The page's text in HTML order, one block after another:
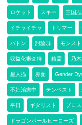
ロケット スキー 三国
イチャイチャ トリマー
バトン 討論群 モンスト
収益化審査待 精霊 乃
星人描 赤面 Gender
不妊治療中 テンペスト
平日 ギタリスト プロ
ドラゴンボールヒーローズ